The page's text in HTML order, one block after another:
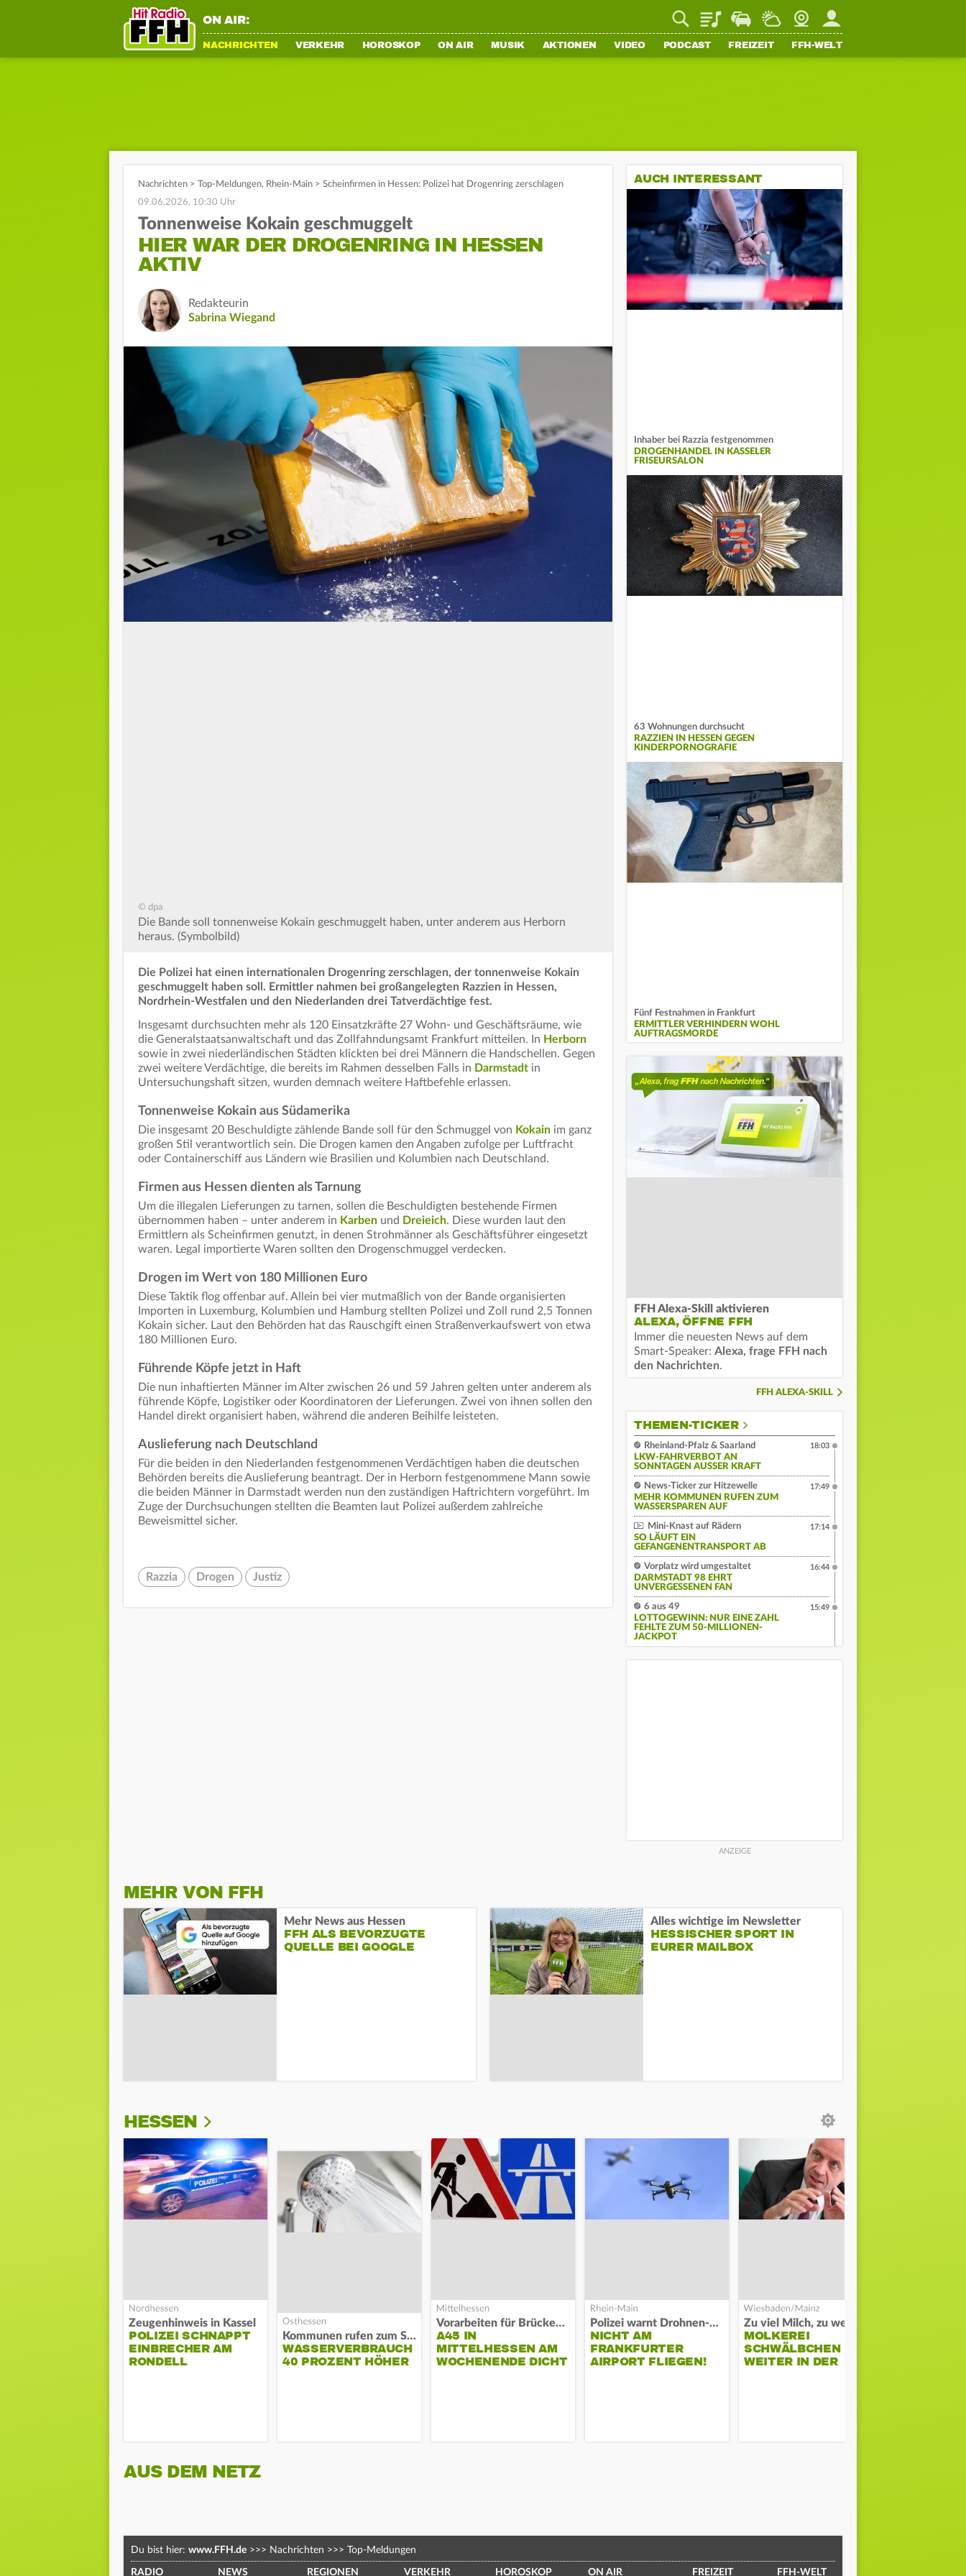
ON AIR: PlaylistStaupilotWetterWebcamMein FFH
NACHRICHTEN VERKEHR HOROSKOP ON AIR MUSIK AKTIONEN VIDEO PODCAST FREIZEIT FFH-WELT
Nachrichten > Top-Meldungen, Rhein-Main > Scheinfirmen in Hessen: Polizei hat Drogenring zerschlagen
09.06.2026, 10:30 Uhr
Tonnenweise Kokain geschmuggelt
HIER WAR DER DROGENRING IN HESSEN
AKTIV
Redakteurin
Sabrina Wiegand
© dpa
Die Bande soll tonnenweise Kokain geschmuggelt haben, unter anderem aus Herborn
heraus. (Symbolbild)
Die Polizei hat einen internationalen Drogenring zerschlagen, der tonnenweise Kokain
geschmuggelt haben soll. Ermittler nahmen bei großangelegten Razzien in Hessen,
Nordrhein-Westfalen und den Niederlanden drei Tatverdächtige fest.
Insgesamt durchsuchten mehr als 120 Einsatzkräfte 27 Wohn- und Geschäftsräume, wie
die Generalstaatsanwaltschaft und das Zollfahndungsamt Frankfurt mitteilen. In Herborn
sowie in zwei niederländischen Städten klickten bei drei Männern die Handschellen. Gegen
zwei weitere Verdächtige, die bereits im Rahmen desselben Falls in Darmstadt in
Untersuchungshaft sitzen, wurden demnach weitere Haftbefehle erlassen.
Tonnenweise Kokain aus Südamerika
Die insgesamt 20 Beschuldigte zählende Bande soll für den Schmuggel von Kokain im ganz
großen Stil verantwortlich sein. Die Drogen kamen den Angaben zufolge per Luftfracht
oder Containerschiff aus Ländern wie Brasilien und Kolumbien nach Deutschland.
Firmen aus Hessen dienten als Tarnung
Um die illegalen Lieferungen zu tarnen, sollen die Beschuldigten bestehende Firmen
übernommen haben – unter anderem in Karben und Dreieich. Diese wurden laut den
Ermittlern als Scheinfirmen genutzt, in denen Strohmänner als Geschäftsführer eingesetzt
waren. Legal importierte Waren sollten den Drogenschmuggel verdecken.
Drogen im Wert von 180 Millionen Euro
Diese Taktik flog offenbar auf. Allein bei vier mutmaßlich von der Bande organisierten
Importen in Luxemburg, Kolumbien und Hamburg stellten Polizei und Zoll rund 2,5 Tonnen
Kokain sicher. Laut den Behörden hat das Rauschgift einen Straßenverkaufswert von etwa
180 Millionen Euro.
Führende Köpfe jetzt in Haft
Die nun inhaftierten Männer im Alter zwischen 26 und 59 Jahren gelten unter anderem als
führende Köpfe, Logistiker oder Koordinatoren der Lieferungen. Zwei von ihnen sollen den
Handel direkt organisiert haben, während die anderen Beihilfe leisteten.
Auslieferung nach Deutschland
Für die beiden in den Niederlanden festgenommenen Verdächtigen haben die deutschen
Behörden bereits die Auslieferung beantragt. Der in Herborn festgenommene Mann sowie
die beiden Männer in Darmstadt werden nun den zuständigen Haftrichtern vorgeführt. Im
Zuge der Durchsuchungen stellten die Beamten laut Polizei außerdem zahlreiche
Beweismittel sicher.
Razzia Drogen Justiz
AUCH INTERESSANT
Inhaber bei Razzia festgenommen
DROGENHANDEL IN KASSELER
FRISEURSALON
63 Wohnungen durchsucht
RAZZIEN IN HESSEN GEGEN
KINDERPORNOGRAFIE
Fünf Festnahmen in Frankfurt
ERMITTLER VERHINDERN WOHL
AUFTRAGSMORDE
FFH Alexa-Skill aktivieren
ALEXA, ÖFFNE FFH
Immer die neuesten News auf dem
Smart-Speaker: Alexa, frage FFH nach
den Nachrichten.
FFH ALEXA-SKILL
THEMEN-TICKER
Rheinland-Pfalz & Saarland
LKW-FAHRVERBOT AN
SONNTAGEN AUSSER KRAFT
18:03
News-Ticker zur Hitzewelle
MEHR KOMMUNEN RUFEN ZUM
WASSERSPAREN AUF
17:49
Mini-Knast auf Rädern
SO LÄUFT EIN
GEFANGENENTRANSPORT AB
17:14
Vorplatz wird umgestaltet
DARMSTADT 98 EHRT
UNVERGESSENEN FAN
16:44
6 aus 49
LOTTOGEWINN: NUR EINE ZAHL
FEHLTE ZUM 50-MILLIONEN-
JACKPOT
15:49
MEHR VON FFH
Mehr News aus Hessen
FFH ALS BEVORZUGTE
QUELLE BEI GOOGLE
Alles wichtige im Newsletter
HESSISCHER SPORT IN
EURER MAILBOX
HESSEN
Zeugenhinweis in Kassel
POLIZEI SCHNAPPT
EINBRECHER AM
RONDELL
Kommunen rufen zum Sparen auf
WASSERVERBRAUCH
40 PROZENT HÖHER
Vorarbeiten für Brücken-Neubau
A45 IN
MITTELHESSEN AM
WOCHENENDE DICHT
Polizei warnt Drohnen-Besitzer
NICHT AM
FRANKFURTER
AIRPORT FLIEGEN!
MOLKEREI
SCHWÄLBCHEN
WEITER IN DER
AUS DEM NETZ
Du bist hier: www.FFH.de >>> Nachrichten >>> Top-Meldungen
RADIO NEWS REGIONEN VERKEHR HOROSKOP ON AIR FREIZEIT FFH-WELT